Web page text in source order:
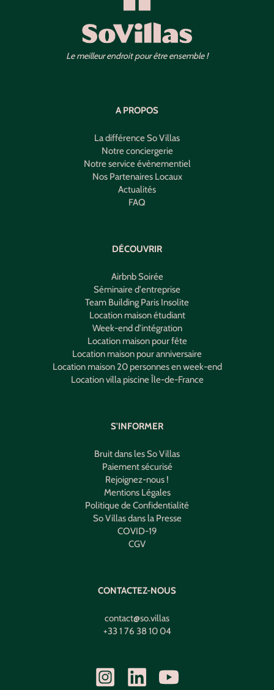
Le meilleur endroit pour être ensemble !
A PROPOS
La différence So Villas
Notre conciergerie
Notre service évènementiel
Nos Partenaires Locaux
Actualités
FAQ
DÉCOUVRIR
Airbnb Soirée
Séminaire d'entreprise
Team Building Paris Insolite
Location maison étudiant
Week-end d'intégration
Location maison pour fête
Location maison pour anniversaire
Location maison 20 personnes en week-end
Location villa piscine Île-de-France
S'INFORMER
Bruit dans les So Villas
Paiement sécurisé
Rejoignez-nous !
Mentions Légales
Politique de Confidentialité
So Villas dans la Presse
COVID-19
CGV
CONTACTEZ-NOUS
contact@so.villas
+33 1 76 38 10 04